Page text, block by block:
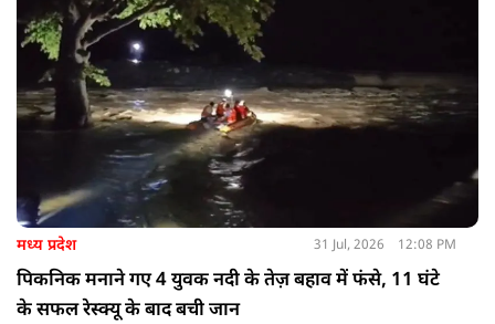
मध्य प्रदेश 31 Jul, 2026 12:08 PM
पिकनिक मनाने गए 4 युवक नदी के तेज़ बहाव में फंसे, 11 घंटे
के सफल रेस्क्यू के बाद बची जान